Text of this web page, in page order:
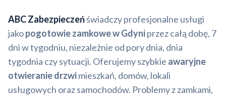
ABC Zabezpieczeńświadczy profesjonalne usługi
jakopogotowie zamkowe w Gdyniprzez całą dobę, 7
dni w tygodniu, niezależnie od pory dnia, dnia
tygodnia czy sytuacji. Oferujemy szybkie awaryjne
otwieranie drzwimieszkań, domów, lokali
usługowych oraz samochodów. Problemy z zamkami,